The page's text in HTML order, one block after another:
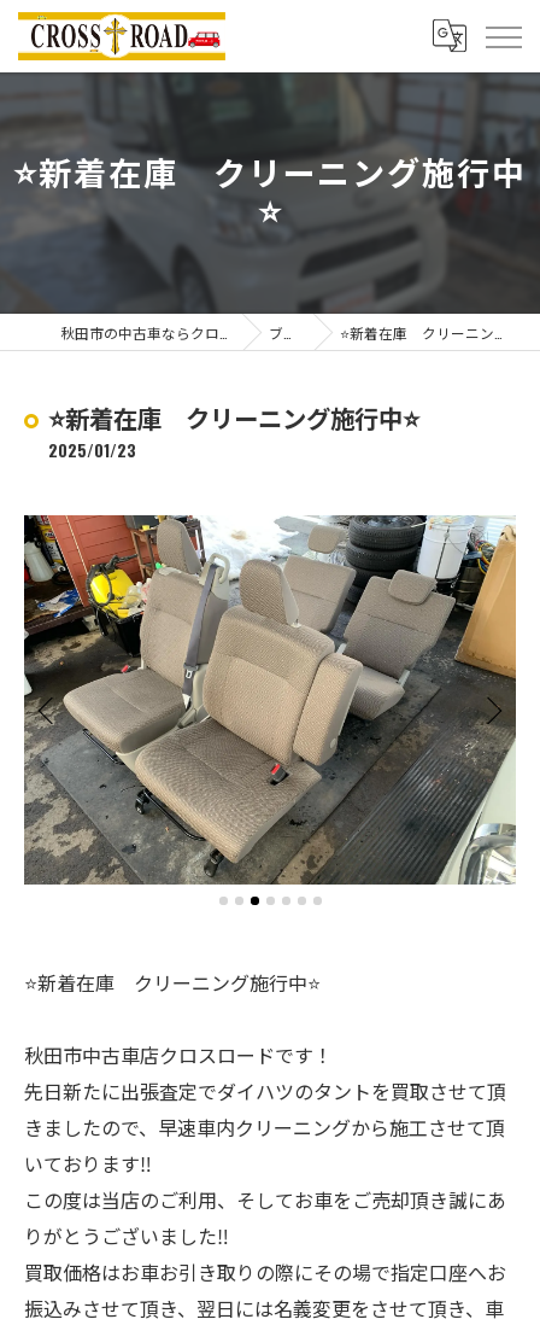
⭐️新着在庫 クリーニング施行中
⭐️
ブログ ⭐️新着在庫 クリーニング施行中⭐️
⭐️新着在庫 クリーニング施行中⭐️
2025/01/23
⭐️新着在庫 クリーニング施行中⭐️
秋田市中古車店クロスロードです！
先日新たに出張査定でダイハツのタントを買取させて頂
きましたので、早速車内クリーニングから施工させて頂
いております‼️
この度は当店のご利用、そしてお車をご売却頂き誠にあ
りがとうございました‼️
買取価格はお車お引き取りの際にその場で指定口座へお
振込みさせて頂き、翌日には名義変更をさせて頂き、車